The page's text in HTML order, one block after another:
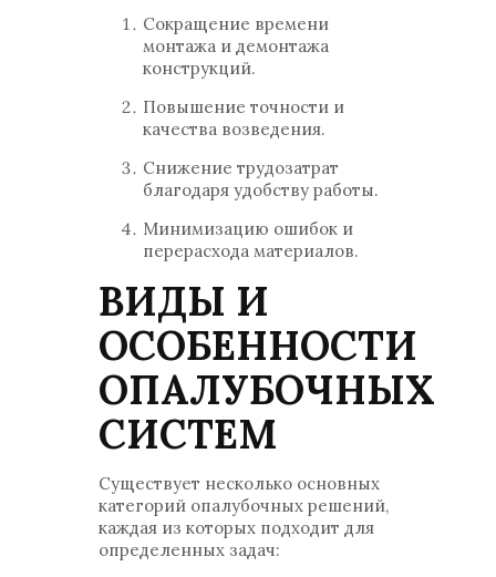
Сокращение времени
монтажа и демонтажа
конструкций.
Повышение точности и
качества возведения.
Снижение трудозатрат
благодаря удобству работы.
Минимизацию ошибок и
перерасхода материалов.
ВИДЫ И
ОСОБЕННОСТИ
ОПАЛУБОЧНЫХ
СИСТЕМ
Существует несколько основных
категорий опалубочных решений,
каждая из которых подходит для
определенных задач: